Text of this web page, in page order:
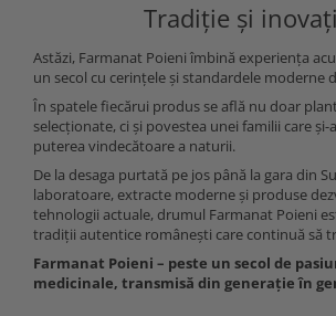
Tradiție și
Astăzi, Farmanat Poieni îmbină experiența
un secol cu cerințele și standardele moderne
În spatele fiecărui produs se află nu doar
selecționate, ci și povestea unei familii care
puterea vindecătoare a naturii.
De la desaga purtată pe jos până la gara din
laboratoare, extracte moderne și produse
tehnologii actuale, drumul Farmanat Poieni
tradiții autentice românești care continuă să
Farmanat Poieni – peste un secol de
medicinale, transmisă din generație în